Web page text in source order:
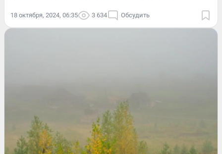
18 октября, 2024, 06:35 3 634 Обсудить